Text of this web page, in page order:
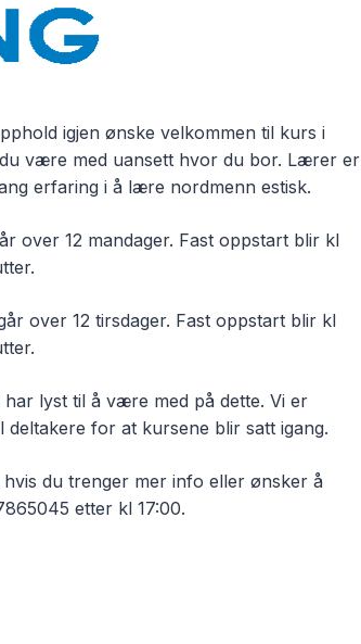
igjen ønske velkommen til kurs i
være med uansett hvor du bor. Lærer er
erfaring i å lære nordmenn estisk.
over 12 mandager. Fast oppstart blir kl
over 12 tirsdager. Fast oppstart blir kl
lyst til å være med på dette. Vi er
deltakere for at kursene blir satt igang.
du trenger mer info eller ønsker å
etter kl 17:00.